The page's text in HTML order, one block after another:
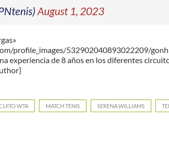
August 1, 2023
profile_images/532902040893022209/
experiencia de 8 años en los diferentes
WTA MATCH TENIS SERENA WILLIAMS